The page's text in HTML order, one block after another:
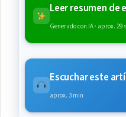
Leer resumen de
Generado con IA · aprox. 29
Escuchar este
aprox. 3 min